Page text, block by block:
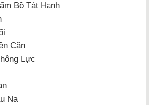
Bồ Tát Hạnh
Căn
Lực
Na